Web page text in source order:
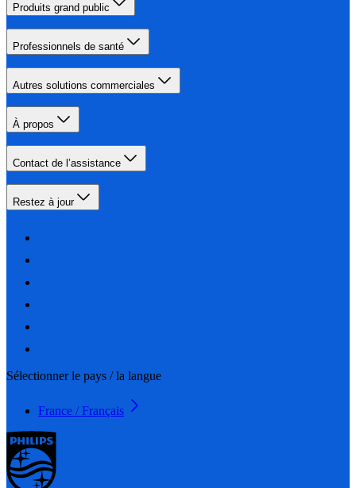
Produits grand public
Professionnels de santé
Autres solutions commerciales
À propos
Contact de l’assistance
Restez à jour
Sélectionner le pays / la langue
France / Français